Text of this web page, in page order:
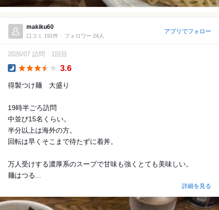
makiku60
口コミ 191件 フォロワー 24人
アプリでフォロー
2026/07 訪問 1回目
3.6
得製つけ麺 大盛り
19時半ごろ訪問
中並び15名くらい。
半分以上は海外の方。
回転は早くそこまで待たずに着丼。
万人受けする濃厚系のスープで甘味も強くとても美味しい。
麺はつる...
詳細を見る